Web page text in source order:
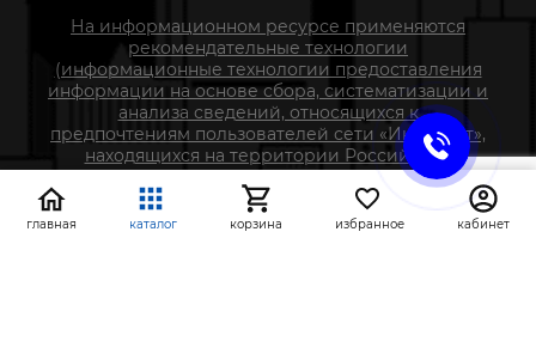
На информационном ресурсе применяются
рекомендательные технологии
(информационные технологии предоставления
информации на основе сбора, систематизации и
анализа сведений, относящихся к
предпочтениям пользователей сети «Интернет»,
находящихся на территории Российской
Федерации)
главная каталог корзина избранное кабинет